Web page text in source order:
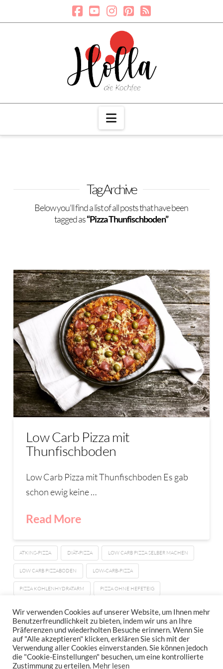
Navigation
Tag Archive
Below you'll find a list of all posts that have been
tagged as“Pizza Thunfischboden”
Low Carb Pizza mit
Thunfischboden
Low Carb Pizza mit Thunfischboden Es gab
schon ewig keine …
Read More
ATKINS-PIZZA DIÄT-PIZZA LOW CARB PIZZA SELBER MACHEN
LOW CARB PIZZABODEN LOW-CARB-PIZZA
PIZZA KOHLENHYDRATARM PIZZA OHNE HEFETEIG
IMPRESSUM
DATENSCHUTZERKLÄRUNG
NEWSLETTER DATENSCHUTZRICHTLINIEN
Wir verwenden Cookies auf unserer Website, um Ihnen mehr
Benutzerfreundlichkeit zu bieten, indem wir uns an Ihre
Präferenzen und wiederholten Besuche erinnern. Wenn Sie
auf "Alle akzeptieren" klicken, erklären Sie sich mit der
Verwendung aller Cookies einverstanden. Sie können jedoch
die "Cookie-Einstellungen" besuchen, um eine kontrollierte
Zustimmung zu erteilen. Mehr lesen